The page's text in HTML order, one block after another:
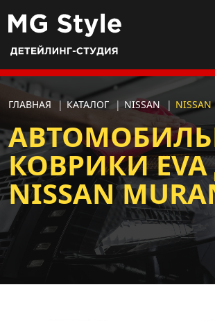
ГЛАВНАЯ | КАТАЛОГ | NISSAN | NISSAN
КОВРИКИ
NISSAN